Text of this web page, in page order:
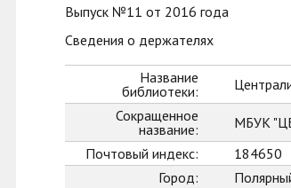
Выпуск №11 от 2016 года
Сведения о держателях
Название
библиотеки:
Сокращенное
название:
МБУК
Почтовый индекс:
184650
Город: